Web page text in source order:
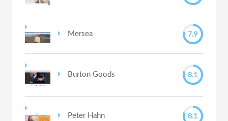
Mersea 7.9
Burton Goods 8.1
Peter Hahn 8.1